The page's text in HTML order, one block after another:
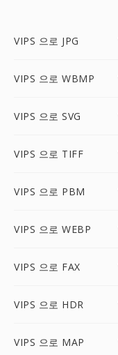
VIPS 으로 JPG
VIPS 으로 WBMP
VIPS 으로 SVG
VIPS 으로 TIFF
VIPS 으로 PBM
VIPS 으로 WEBP
VIPS 으로 FAX
VIPS 으로 HDR
VIPS 으로 MAP